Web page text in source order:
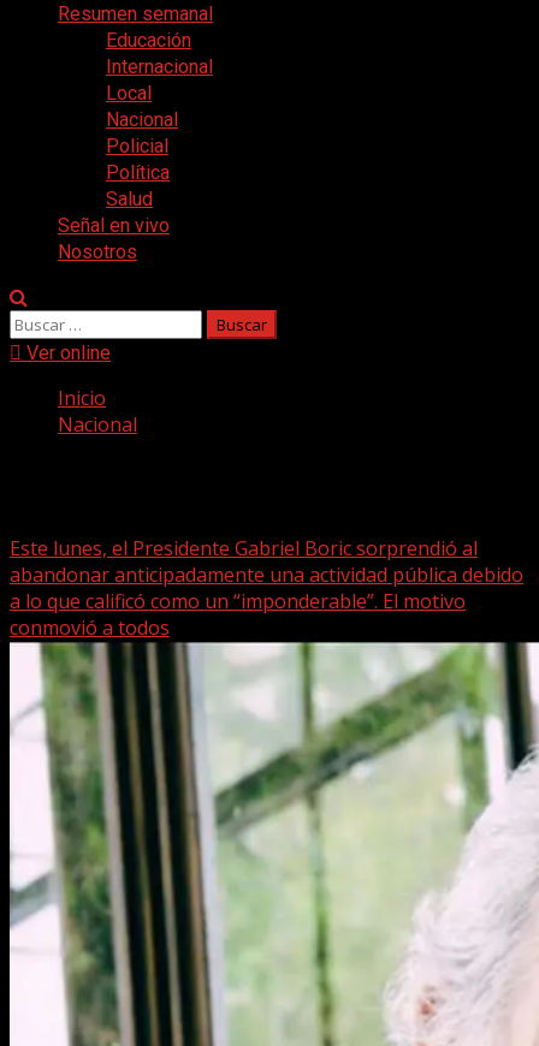
Resumen semanal
Educación
Internacional
Local
Nacional
Policial
Política
Salud
Señal en vivo
Nosotros
Buscar:
Ver online
Inicio
Nacional
Este lunes, el Presidente Gabriel Boric sorprendió al
abandonar anticipadamente una actividad pública debido
a lo que calificó como un “imponderable”. El motivo
conmovió a todos